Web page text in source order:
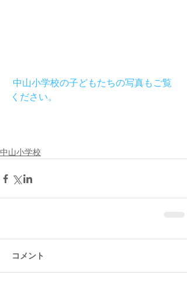
ください。
中山小学校
コメント